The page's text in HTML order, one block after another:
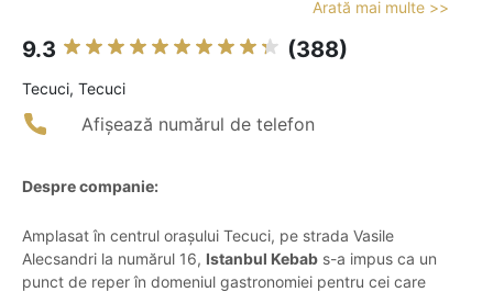
Arată mai multe >>
9.3 (388)
Tecuci, Tecuci
Afișează numărul de telefon
Despre companie:
Amplasat în centrul orașului Tecuci, pe strada Vasile
Alecsandri la numărul 16, Istanbul Kebab s-a impus ca un
punct de reper în domeniul gastronomiei pentru cei care